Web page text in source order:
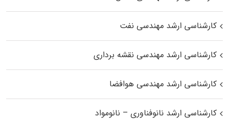
کارشناسی ارشد مهندسی نفت
کارشناسی ارشد مهندسی نقشه برداری
کارشناسی ارشد مهندسی هوافضا
کارشناسی ارشد نانوفناوری – نانومواد